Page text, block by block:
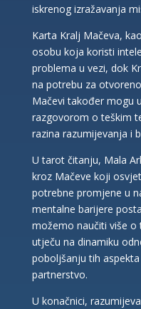
iskrenog izražavanja
Karta Kralj Mačeva,
osobu koja koristi
problema u vezi, dok
na potrebu za
Mačevi također mogu
razgovorom o teškim
razina razumijevanja i
U tarot čitanju, Mala
kroz Mačeve koji
potrebne promjene u
mentalne barijere
možemo naučiti više o
utječu na dinamiku
poboljšanju tih
partnerstvo.
U konačnici,